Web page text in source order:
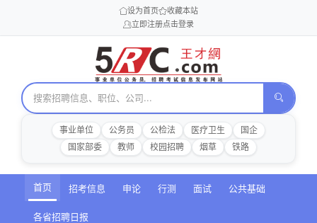
设为首页
收藏本站
立即注册点击登录
事业单位 公务员 公检法 医疗卫生
国企
国家部委
教师 校园招聘 烟草 铁路
首页 招考信息 申论 行测 面试 公共基础
各省招聘日报